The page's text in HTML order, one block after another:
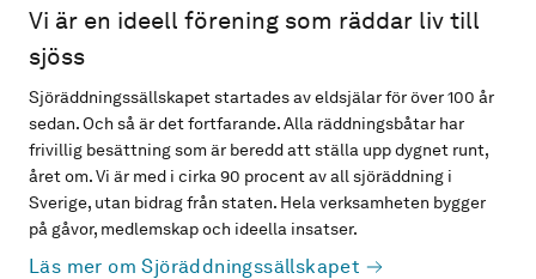
Vi är en ideell förening som räddar liv till
sjöss
Sjöräddningssällskapet startades av eldsjälar för över 100 år
sedan. Och så är det fortfarande. Alla räddningsbåtar har
frivillig besättning som är beredd att ställa upp dygnet runt,
året om. Vi är med i cirka 90 procent av all sjöräddning i
Sverige, utan bidrag från staten. Hela verksamheten bygger
på gåvor, medlemskap och ideella insatser.
Läs mer om Sjöräddningssällskapet